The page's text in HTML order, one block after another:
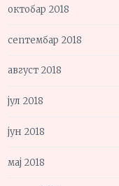
октобар 2018
септембар 2018
август 2018
јул 2018
јун 2018
мај 2018